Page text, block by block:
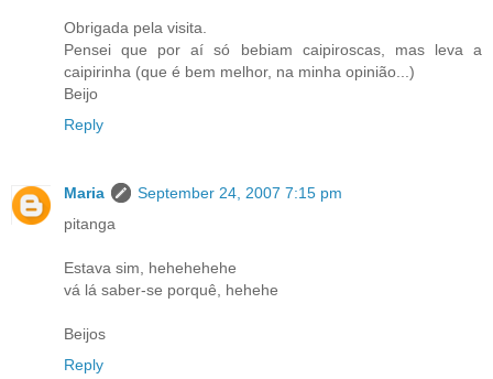
Obrigada pela visita.
Pensei que por aí só bebiam caipiroscas, mas leva a
caipirinha (que é bem melhor, na minha opinião...)
Beijo
Reply
Maria
September 24, 2007 7:15 pm
pitanga
Estava sim, hehehehehe
vá lá saber-se porquê, hehehe
Beijos
Reply